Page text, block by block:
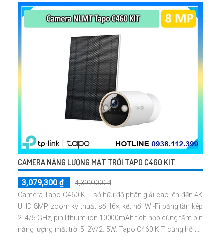
dễ lắp đặt cho gia đình và văn phòng nhỏ.
CAMERA NĂNG LƯỢNG MẶT TRỜI TAPO C460 KIT
3,079,300 ₫
4,399,000 ₫
Camera Tapo C460 KIT sở hữu độ phân giải cao lên đến 4K
UHD 8MP, zoom kỹ thuật số 16×, kết nối Wi-Fi băng tần kép
2. 4/5 GHz, pin lithium-ion 10000mAh tích hợp cùng tấm pin
năng lượng mặt trời 5. 2V/2. 5W. Tapo C460 KIT cũng hỗ trợ